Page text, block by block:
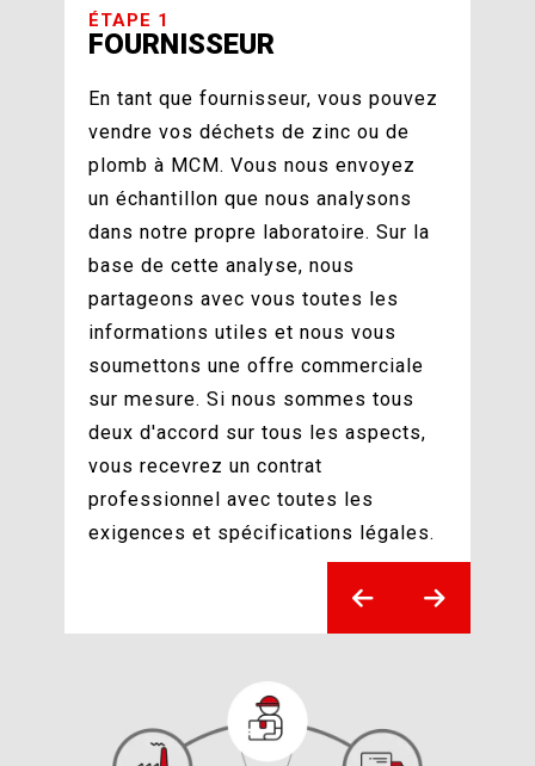
ÉTAPE 1
FOURNISSEUR
En tant que fournisseur, vous pouvez
vendre vos déchets de zinc ou de
plomb à MCM. Vous nous envoyez
un échantillon que nous analysons
dans notre propre laboratoire. Sur la
base de cette analyse, nous
partageons avec vous toutes les
informations utiles et nous vous
soumettons une offre commerciale
sur mesure. Si nous sommes tous
deux d'accord sur tous les aspects,
vous recevrez un contrat
professionnel avec toutes les
exigences et spécifications légales.